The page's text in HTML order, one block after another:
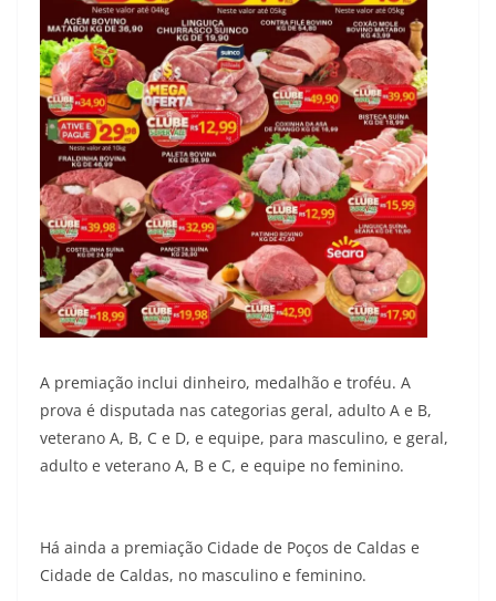
A premiação inclui dinheiro, medalhão e troféu. A
prova é disputada nas categorias geral, adulto A e B,
veterano A, B, C e D, e equipe, para masculino, e geral,
adulto e veterano A, B e C, e equipe no feminino.
Há ainda a premiação Cidade de Poços de Caldas e
Cidade de Caldas, no masculino e feminino.